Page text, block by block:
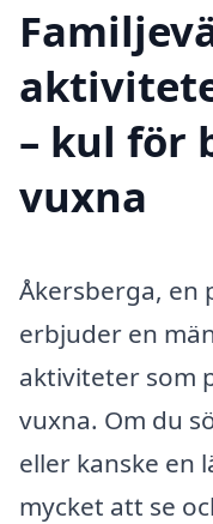
– kul för
vuxna
Åkersberga, en
erbjuder en
aktiviteter som
vuxna. Om du
eller kanske en
mycket att se